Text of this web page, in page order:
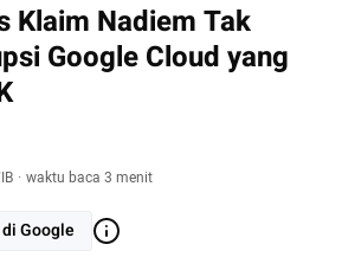
Klaim Nadiem Tak
Google Cloud yang
· waktu baca 3 menit
Google